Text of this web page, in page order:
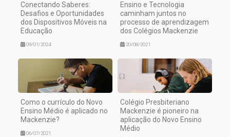
Conectando Saberes:
Desafios e Oportunidades
dos Dispositivos Móveis na
Educação
09/01/2024
Ensino e Tecnologia
caminham juntos no
processo de aprendizagem
dos Colégios Mackenzie
20/08/2021
Como o currículo do Novo
Ensino Médio é aplicado no
Mackenzie?
06/07/2021
Colégio Presbiteriano
Mackenzie é pioneiro na
aplicação do Novo Ensino
Médio